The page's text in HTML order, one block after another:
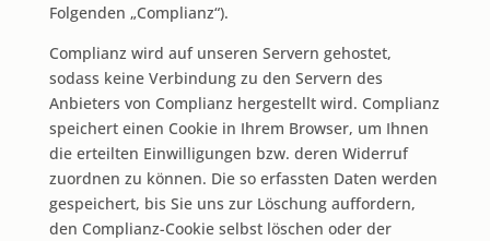
Folgenden „Complianz“).
Complianz wird auf unseren Servern gehostet,
sodass keine Verbindung zu den Servern des
Anbieters von Complianz hergestellt wird. Complianz
speichert einen Cookie in Ihrem Browser, um Ihnen
die erteilten Einwilligungen bzw. deren Widerruf
zuordnen zu können. Die so erfassten Daten werden
gespeichert, bis Sie uns zur Löschung auffordern,
den Complianz-Cookie selbst löschen oder der